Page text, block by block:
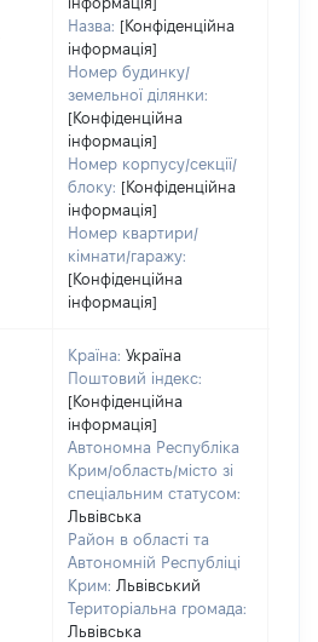
Назва: [Конфіденційна
інформація]
Номер будинку/
земельної ділянки:
[Конфіденційна
інформація]
Номер корпусу/секції/
блоку: [Конфіденційна
інформація]
Номер квартири/
кімнати/гаражу:
[Конфіденційна
інформація]
Країна: Україна
Поштовий індекс:
[Конфіденційна
інформація]
Автономна Республіка
Крим/область/місто зі
спеціальним статусом:
Львівська
Район в області та
Автономній Республіці
Крим: Львівський
Територіальна громада:
Львівська